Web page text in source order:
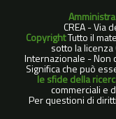
CREA - Via
CopyrightTutto il
sotto la
Internazionale - Non
Significa che può
le sfide della
commerciali e
Per questioni di